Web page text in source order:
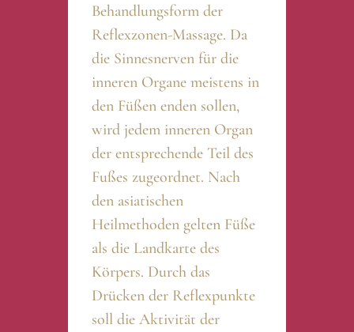
Behandlungsform der
Reflexzonen-Massage. Da
die Sinnesnerven für die
inneren Organe meistens in
den Füßen enden sollen,
wird jedem inneren Organ
der entsprechende Teil des
Fußes zugeordnet. Nach
den asiatischen
Heilmethoden gelten Füße
als die Landkarte des
Körpers. Durch das
Drücken der Reflexpunkte
soll die Aktivität der